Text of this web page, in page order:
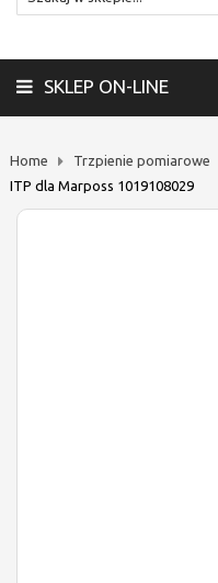
SKLEP ON-LINE
Home Trzpienie pomiarowe
ITP dla Marposs 1019108029